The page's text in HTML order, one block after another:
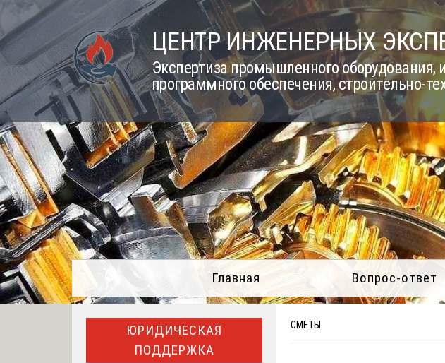
Skip
to
content
ЦЕНТР ИНЖЕНЕРНЫХ
Экспертиза промышленного
программного обеспечения, строительно-
Главная Вопрос-ответ
СМЕТЫ
ЮРИДИЧЕСКАЯ
ПОДДЕРЖКА